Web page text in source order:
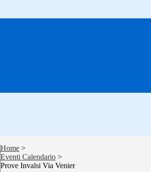
Home >
Eventi Calendario >
Prove Invalsi Via Venier